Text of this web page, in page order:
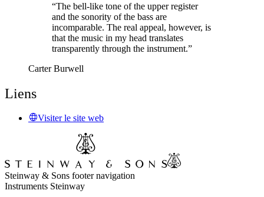
“The bell-like tone of the upper register
and the sonority of the bass are
incomparable. The real appeal, however, is
that the music in my head translates
transparently through the instrument.”
Carter Burwell
Liens
Visiter le site web
Steinway & Sons footer navigation
Instruments Steinway